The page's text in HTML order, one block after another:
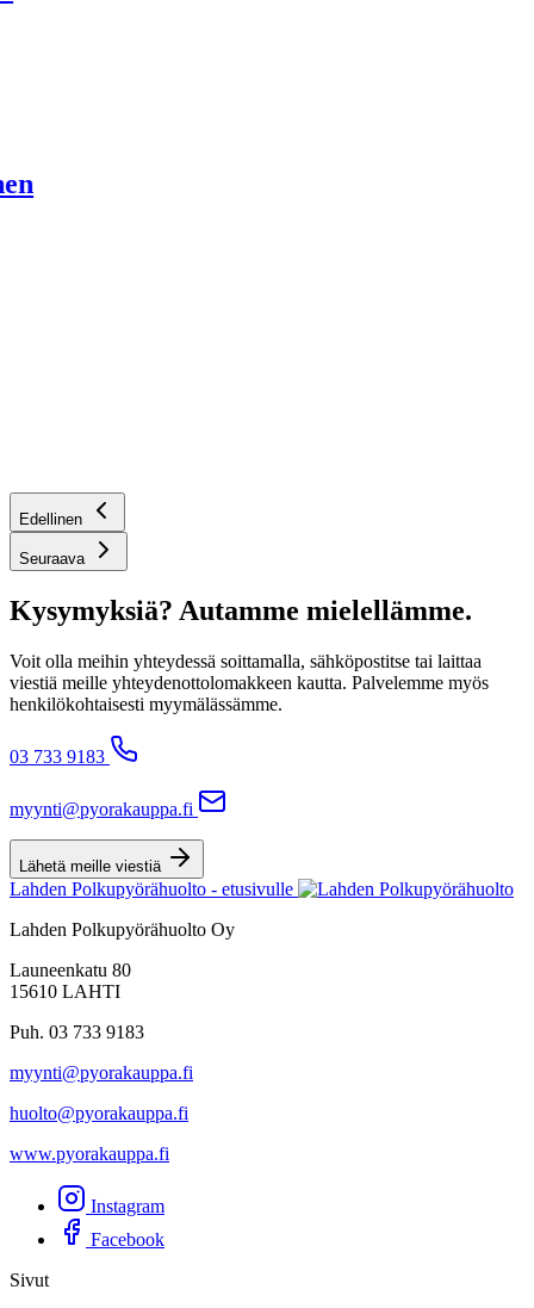
Edellinen
Seuraava
Kysymyksiä? Autamme mielellämme.
Voit olla meihin yhteydessä soittamalla, sähköpostitse tai laittaa
viestiä meille yhteydenottolomakkeen kautta. Palvelemme myös
henkilökohtaisesti myymälässämme.
03 733 9183
myynti@pyorakauppa.fi
Lähetä meille viestiä
Lahden Polkupyörähuolto - etusivulle
Lahden Polkupyörähuolto Oy
Launeenkatu 80
15610 LAHTI
Puh. 03 733 9183
myynti@pyorakauppa.fi
huolto@pyorakauppa.fi
www.pyorakauppa.fi
Instagram
Facebook
Sivut